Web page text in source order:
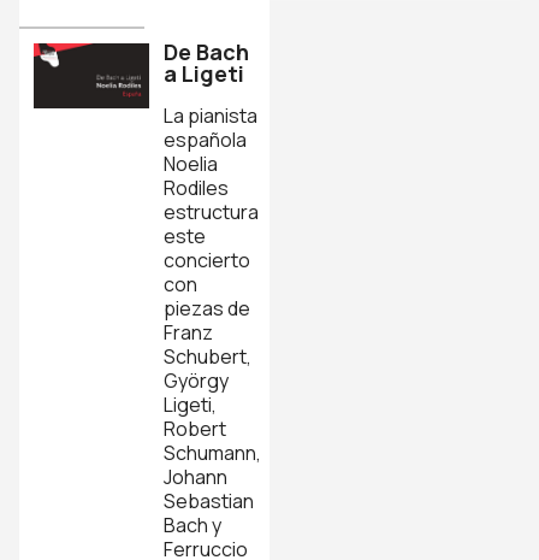
De Bach
a Ligeti
La pianista
española
Noelia
Rodiles
estructura
este
concierto
con
piezas de
Franz
Schubert,
György
Ligeti,
Robert
Schumann,
Johann
Sebastian
Bach y
Ferruccio